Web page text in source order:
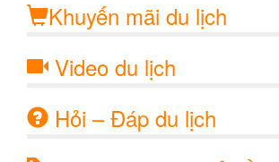
Khuyến mãi du lịch
Video du lịch
Hỏi – Đáp du lịch